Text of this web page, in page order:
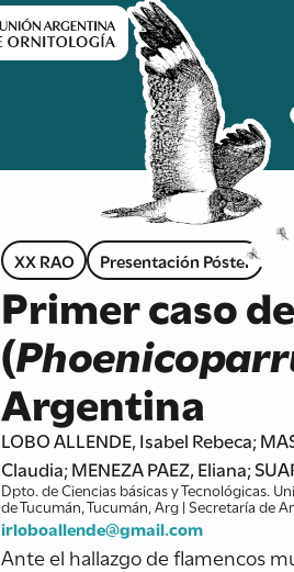
XX RAO Presentación Póster
Primer caso
(
Argentina
LOBO ALLENDE, Isabel Rebeca;
Claudia; MENEZA PAEZ, Eliana;
Dpto. de Ciencias básicas y Tecnológicas.
de Tucumán, Tucumán, Arg | Secretaría de
irloboallende@gmail.com
Ante el hallazgo de flamencos